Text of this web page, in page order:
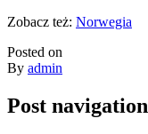
Zobacz też: Norwegia
Posted on
By admin
Post navigation